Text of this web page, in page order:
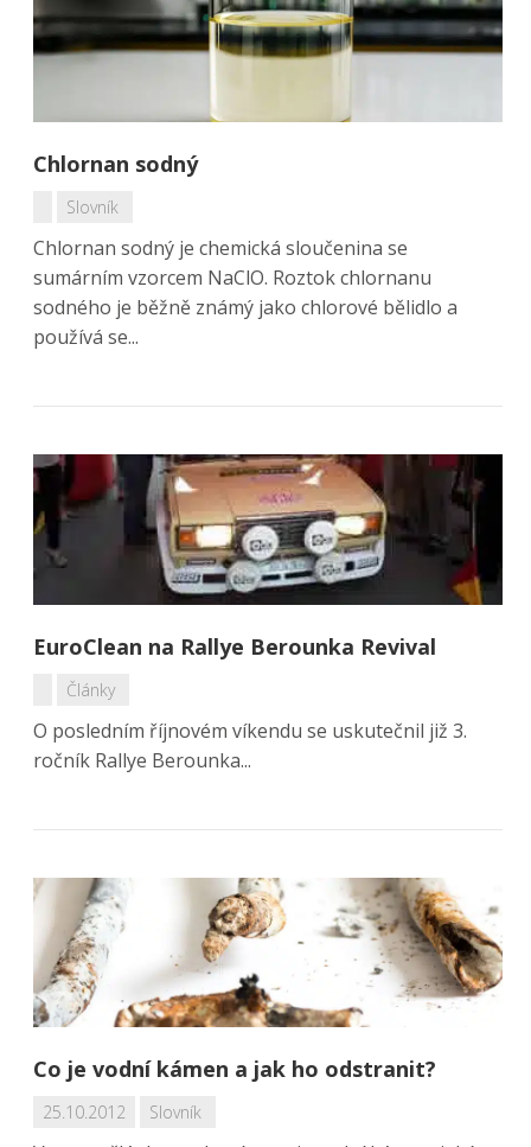
Chlornan sodný
Slovník
Chlornan sodný je chemická sloučenina se
sumárním vzorcem NaClO. Roztok chlornanu
sodného je běžně známý jako chlorové bělidlo a
používá se...
EuroClean na Rallye Berounka Revival
Články
O posledním říjnovém víkendu se uskutečnil již 3.
ročník Rallye Berounka...
Co je vodní kámen a jak ho odstranit?
25.10.2012 Slovník